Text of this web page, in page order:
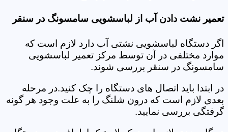
تعمیر نشت دادن آب از لباسشویی سامسونگ در سنقر
اگر دستگاه لباسشویی نشتی آب دارد لازم است که
موارد مختلفی در آن توسط مرکز تعمیر لباسشویی
سامسونگ در سنقر بررسی شوند.
در ابتدا باید اتصال های دستگاه را چک کنید.در مرحله
بعدی لازم است که درون شلنگ را به علت وجود هر گونه
گرفتگی بررسی نمایید.